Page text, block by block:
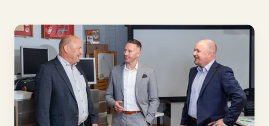
Presto
Oy
ostaa
vaarallisten
aineiden
kuljetuksiin
ja
käsittelyyn